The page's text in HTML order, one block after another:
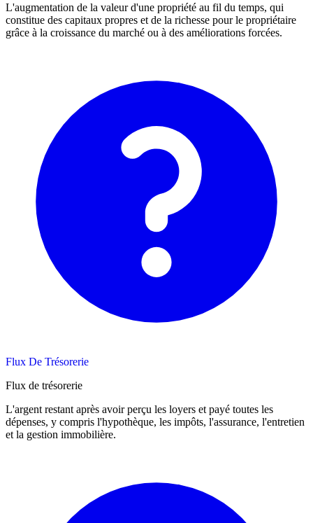
L'augmentation de la valeur d'une propriété au fil du temps, qui
constitue des capitaux propres et de la richesse pour le propriétaire
grâce à la croissance du marché ou à des améliorations forcées.
Flux De Trésorerie
Flux de trésorerie
L'argent restant après avoir perçu les loyers et payé toutes les
dépenses, y compris l'hypothèque, les impôts, l'assurance, l'entretien
et la gestion immobilière.